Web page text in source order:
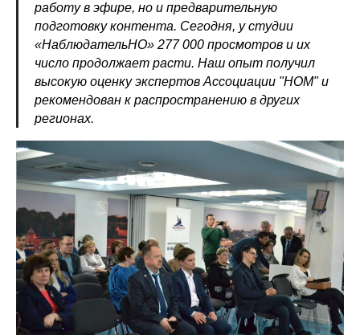
работу в эфире, но и предварительную
подготовку контента. Сегодня, у студии
«НаблюдательНО» 277 000 просмотров и их
число продолжает расти. Наш опыт получил
высокую оценку экспертов Ассоциации "НОМ" и
рекомендован к распространению в других
регионах.